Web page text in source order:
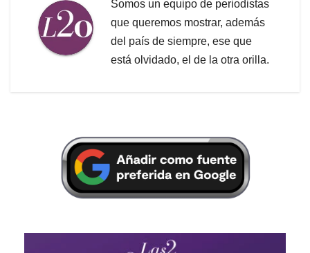
Somos un equipo de periodistas
que queremos mostrar, además
del país de siempre, ese que
está olvidado, el de la otra orilla.